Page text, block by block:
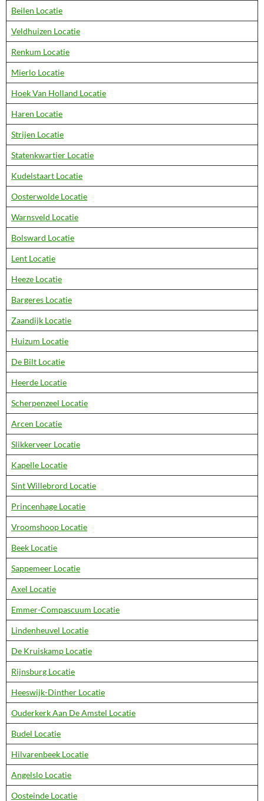
Beilen Locatie
Veldhuizen Locatie
Renkum Locatie
Mierlo Locatie
Hoek Van Holland Locatie
Haren Locatie
Strijen Locatie
Statenkwartier Locatie
Kudelstaart Locatie
Oosterwolde Locatie
Warnsveld Locatie
Bolsward Locatie
Lent Locatie
Heeze Locatie
Bargeres Locatie
Zaandijk Locatie
Huizum Locatie
De Bilt Locatie
Heerde Locatie
Scherpenzeel Locatie
Arcen Locatie
Slikkerveer Locatie
Kapelle Locatie
Sint Willebrord Locatie
Princenhage Locatie
Vroomshoop Locatie
Beek Locatie
Sappemeer Locatie
Axel Locatie
Emmer-Compascuum Locatie
Lindenheuvel Locatie
De Kruiskamp Locatie
Rijnsburg Locatie
Heeswijk-Dinther Locatie
Ouderkerk Aan De Amstel Locatie
Budel Locatie
Hilvarenbeek Locatie
Angelslo Locatie
Oosteinde Locatie